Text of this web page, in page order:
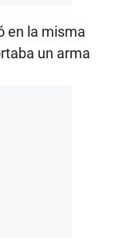
en la misma
un arma